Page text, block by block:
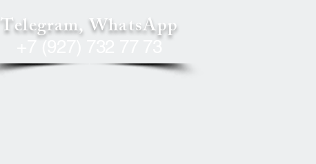
Telegram, WhatsApp
+7 (927) 732 77 73